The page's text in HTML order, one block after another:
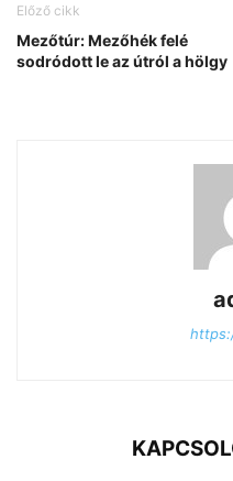
Előző cikk
Mezőtúr: Mezőhék felé
sodródott le az útról a hölgy